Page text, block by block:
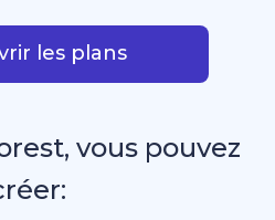
les plans
vous pouvez